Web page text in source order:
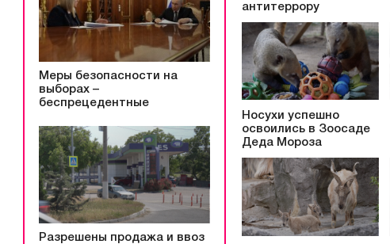
Меры безопасности на
выборах –
беспрецедентные
Разрешены продажа и ввоз
антитеррору
Носухи успешно
освоились в Зоосаде
Деда Мороза